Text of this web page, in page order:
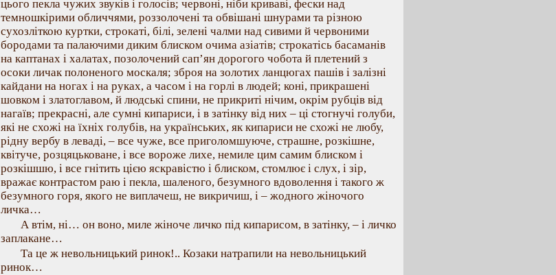
цього пекла чужих звуків і голосів; червоні, ніби криваві, фески над
темношкірими обличчями, роззолочені та обвішані шнурами та різною
сухозліткою куртки, строкаті, білі, зелені чалми над сивими й червоними
бородами та палаючими диким блиском очима азіатів; строкатісь басаманів
на каптанах і халатах, позолочений сап’ян дорогого чобота й плетений з
осоки личак полоненого москаля; зброя на золотих ланцюгах пашів і залізні
кайдани на ногах і на руках, а часом і на горлі в людей; коні, прикрашені
шовком і златоглавом, й людські спини, не прикриті нічим, окрім рубців від
нагаїв; прекрасні, але сумні кипариси, і в затінку від них – ці стогнучі голуби,
які не схожі на їхніх голубів, на українських, як кипариси не схожі не любу,
рідну вербу в леваді, – все чуже, все приголомшуюче, страшне, розкішне,
квітуче, розцяцьковане, і все вороже лихе, немиле цим самим блиском і
розкішшю, і все гнітить цією яскравістю і блиском, стомлює і слух, і зір,
вражає контрастом раю і пекла, шаленого, безумного вдоволення і такого ж
безумного горя, якого не виплачеш, не викричиш, і – жодного жіночого
личка…
А втім, ні… он воно, миле жіноче личко під кипарисом, в затінку, – і личко
заплакане…
Та це ж невольницький ринок!.. Козаки натрапили на невольницький
ринок…